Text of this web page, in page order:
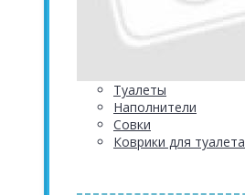
Туалеты
Наполнители
Совки
Коврики для туалета